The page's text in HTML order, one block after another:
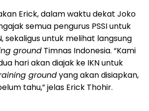
Erick, dalam waktu dekat Joko
semua pengurus PSSI untuk
sekaligus untuk melihat langsung
ground Timnas Indonesia. “Kami
hari akan diajak ke IKN untuk
groundyang akan disiapkan,
tahu,” jelas Erick Thohir.